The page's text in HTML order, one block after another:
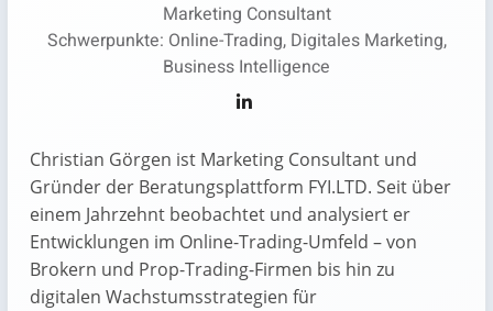
Marketing Consultant
Schwerpunkte: Online-Trading, Digitales Marketing,
Business Intelligence
Christian Görgen ist Marketing Consultant und
Gründer der Beratungsplattform FYI.LTD. Seit über
einem Jahrzehnt beobachtet und analysiert er
Entwicklungen im Online-Trading-Umfeld – von
Brokern und Prop-Trading-Firmen bis hin zu
digitalen Wachstumsstrategien für